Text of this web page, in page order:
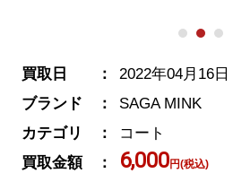
買取日
2022年04月16日
ブランド
SAGA MINK
カテゴリ
コート
買取金額
6,000円(税込)